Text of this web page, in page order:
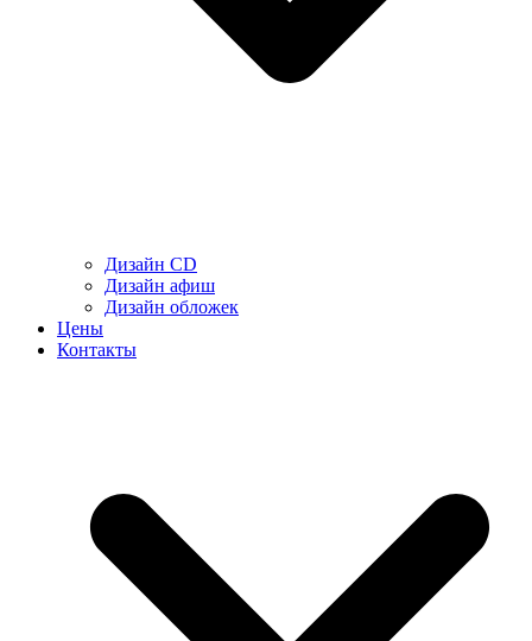
Дизайн CD
Дизайн афиш
Дизайн обложек
Цены
Контакты